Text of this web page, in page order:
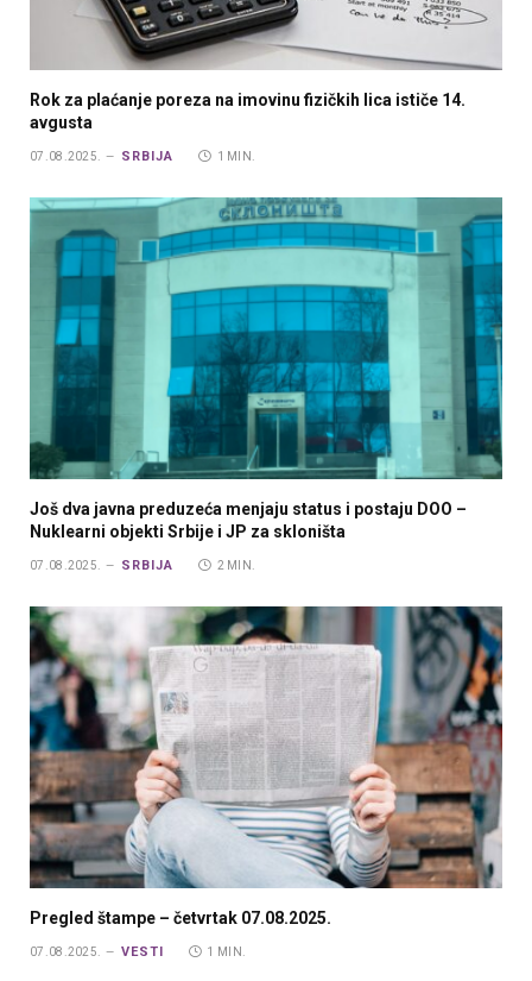
Rok za plaćanje poreza na imovinu fizičkih lica ističe 14.
avgusta
07.08.2025. SRBIJA 1 MIN.
Još dva javna preduzeća menjaju status i postaju DOO –
Nuklearni objekti Srbije i JP za skloništa
07.08.2025. SRBIJA 2 MIN.
Pregled štampe – četvrtak 07.08.2025.
07.08.2025. VESTI 1 MIN.